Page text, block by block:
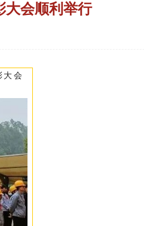
大会顺利举行
大会